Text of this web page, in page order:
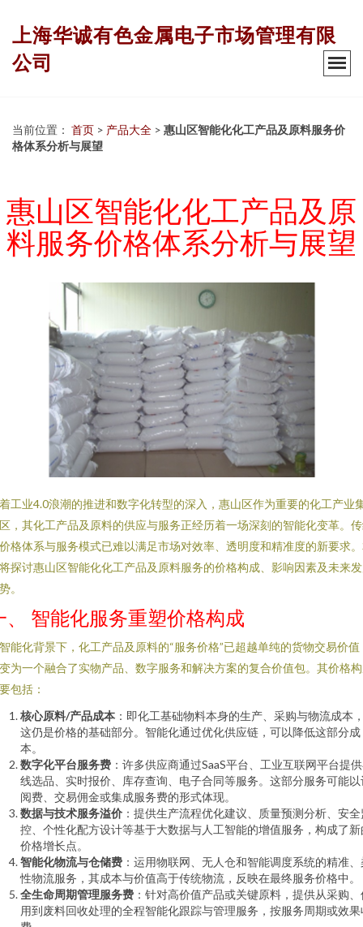
上海华诚有色金属电子市场管理有限
公司
当前位置： 首页 > 产品大全 > 惠山区智能化化工产品及原料服务价
格体系分析与展望
惠山区智能化化工产品及原
料服务价格体系分析与展望
工业4.0浪潮的推进和数字化转型的深入，惠山区作为重要的化工产业
，其化工产品及原料的供应与服务正经历着一场深刻的智能化变革。
格体系与服务模式已难以满足市场对效率、透明度和精准度的新要求
探讨惠山区智能化化工产品及原料服务的价格构成、影响因素及未来
。
、 智能化服务重塑价格构成
能化背景下，化工产品及原料的“服务价格”已超越单纯的货物交易价值
为一个融合了实物产品、数字服务和解决方案的复合价值包。其价格
包括：
核心原料/产品成本 ：即化工基础物料本身的生产、采购与物流成本
这仍是价格的基础部分。智能化通过优化供应链，可以降低这部分成
本。
数字化平台服务费 ：许多供应商通过SaaS平台、工业互联网平台提
线选品、实时报价、库存查询、电子合同等服务。这部分服务可能以
阅费、交易佣金或集成服务费的形式体现。
数据与技术服务溢价 ：提供生产流程优化建议、质量预测分析、安
控、个性化配方设计等基于大数据与人工智能的增值服务，构成了新
价格增长点。
智能化物流与仓储费 ：运用物联网、无人仓和智能调度系统的精准
性物流服务，其成本与价值高于传统物流，反映在最终服务价格中。
全生命周期管理服务费 ：针对高价值产品或关键原料，提供从采购
用到废料回收处理的全程智能化跟踪与管理服务，按服务周期或效果